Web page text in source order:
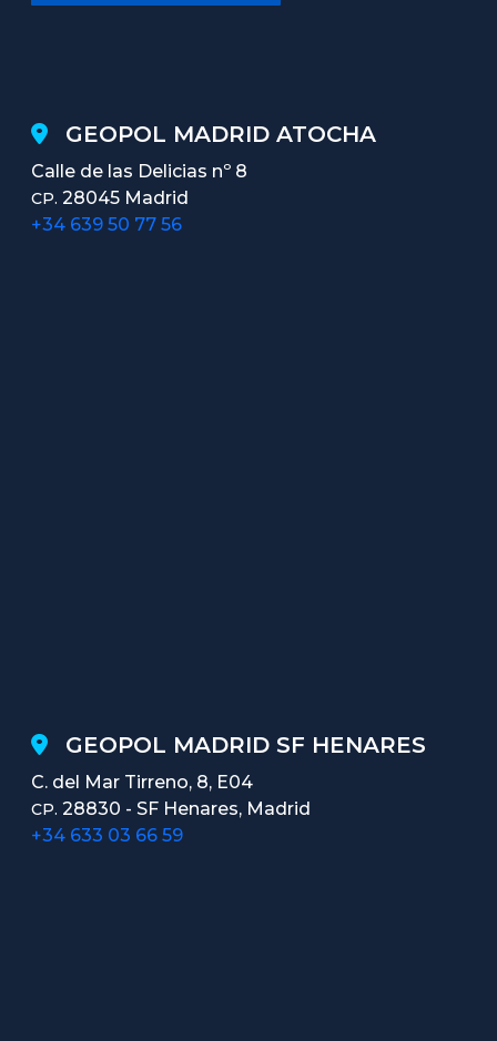
GEOPOL MADRID ATOCHA
Calle de las Delicias nº 8
CP. 28045 Madrid
+34 639 50 77 56
GEOPOL MADRID SF HENARES
C. del Mar Tirreno, 8, E04
CP. 28830 - SF Henares, Madrid
+34 633 03 66 59